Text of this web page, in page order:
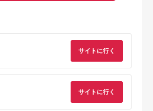
サイトに行く
サイトに行く